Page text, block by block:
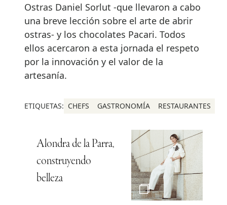
Ostras Daniel Sorlut -que llevaron a cabo
una breve lección sobre el arte de abrir
ostras- y los chocolates Pacari. Todos
ellos acercaron a esta jornada el respeto
por la innovación y el valor de la
artesanía.
ETIQUETAS: CHEFS GASTRONOMÍA RESTAURANTES
Alondra de la Parra,
construyendo
belleza